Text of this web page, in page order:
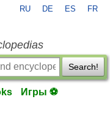
RU DE ES FR
Search!
Игры ⚽